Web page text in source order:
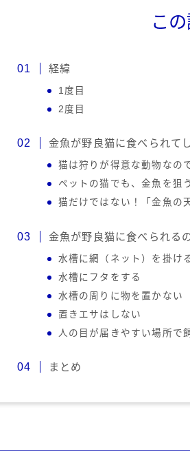
こ
経緯
1度目
2度目
金魚が野良猫に食べられて
猫は狩りが得意な動物なの
ペットの猫でも、金魚を狙
猫だけではない！「金魚の
金魚が野良猫に食べられる
水槽に網（ネット）を掛け
水槽にフタをする
水槽の周りに物を置かない
置きエサはしない
人の目が届きやすい場所で
まとめ